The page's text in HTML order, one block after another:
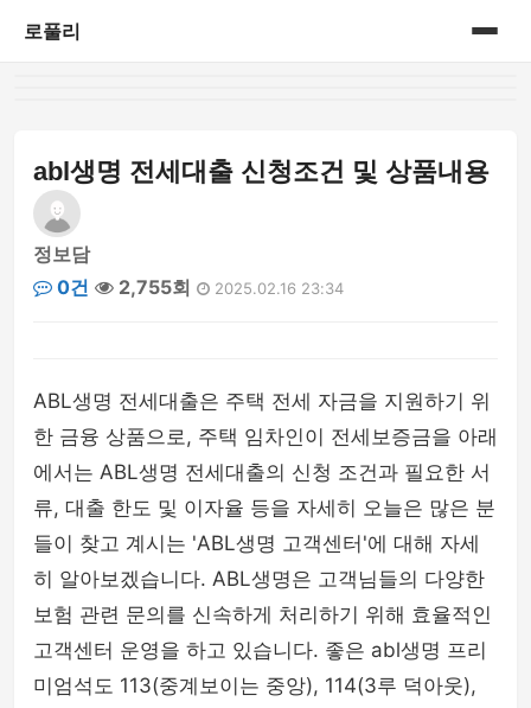
로풀리
abl생명 전세대출 신청조건 및 상품내용
정보담
0건
2,755회 2025.02.16 23:34
ABL생명 전세대출은 주택 전세 자금을 지원하기 위
한 금융 상품으로, 주택 임차인이 전세보증금을 아래
에서는 ABL생명 전세대출의 신청 조건과 필요한 서
류, 대출 한도 및 이자율 등을 자세히 오늘은 많은 분
들이 찾고 계시는 'ABL생명 고객센터'에 대해 자세
히 알아보겠습니다. ABL생명은 고객님들의 다양한
보험 관련 문의를 신속하게 처리하기 위해 효율적인
고객센터 운영을 하고 있습니다. 좋은 abl생명 프리
미엄석도 113(중계보이는 중앙), 114(3루 덕아웃),